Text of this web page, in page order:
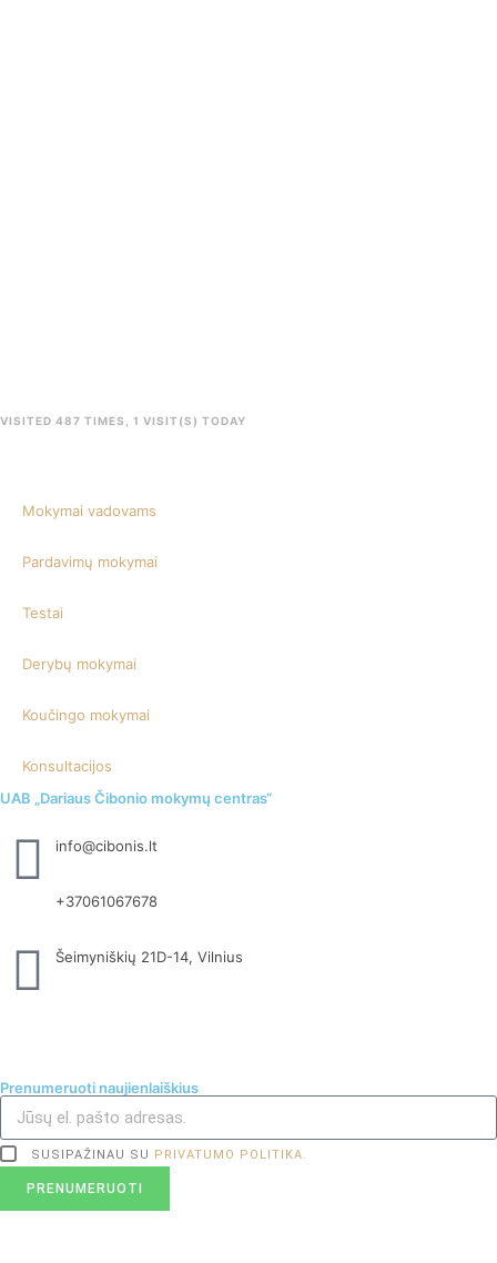
VISITED 487 TIMES, 1 VISIT(S) TODAY
Mokymai vadovams
Pardavimų mokymai
Testai
Derybų mokymai
Koučingo mokymai
Konsultacijos
UAB „Dariaus Čibonio mokymų centras“
info@cibonis.lt
+37061067678
Šeimyniškių 21D-14, Vilnius
Prenumeruoti naujienlaiškius
SUSIPAŽINAU SU PRIVATUMO POLITIKA.
PRENUMERUOTI